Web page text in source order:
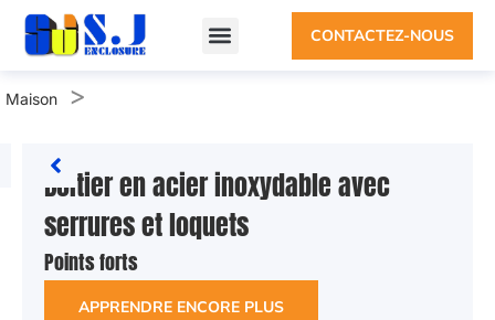
CONTACTEZ-NOUS
Maison >
Boîtier en acier inoxydable avec
serrures et loquets
Points forts
APPRENDRE ENCORE PLUS